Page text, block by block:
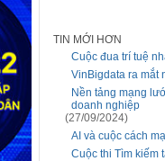
TIN MỚI HƠN
Cuộc đua trí tuệ
VinBigdata ra mắt
Nền tảng mạng
doanh nghiệp
(27/09/2024)
AI và cuộc cách
Cuộc thi Tìm kiếm